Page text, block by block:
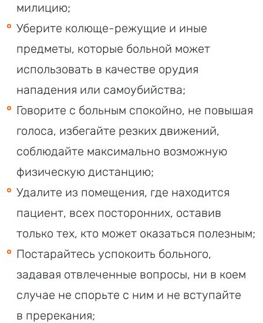
милицию;
Уберите колюще-режущие и иные
предметы, которые больной может
использовать в качестве орудия
нападения или самоубийства;
Говорите с больным спокойно, не повышая
голоса, избегайте резких движений,
соблюдайте максимально возможную
физическую дистанцию;
Удалите из помещения, где находится
пациент, всех посторонних, оставив
только тех, кто может оказаться полезным;
Постарайтесь успокоить больного,
задавая отвлеченные вопросы, ни в коем
случае не спорьте с ним и не вступайте
в пререкания;